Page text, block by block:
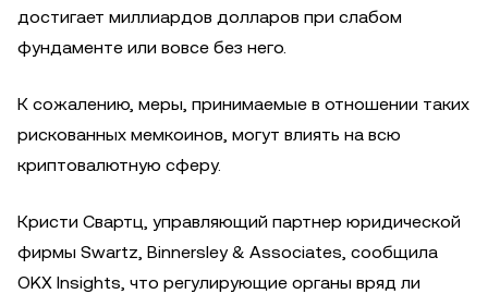
достигает миллиардов долларов при слабом
фундаменте или вовсе без него.
К сожалению, меры, принимаемые в отношении таких
рискованных мемкоинов, могут влиять на всю
криптовалютную сферу.
Кристи Свартц, управляющий партнер юридической
фирмы Swartz, Binnersley & Associates, сообщила
OKX Insights, что регулирующие органы вряд ли